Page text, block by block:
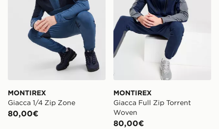
MONTIREX
Giacca 1/4 Zip Zone
80,00€
MONTIREX
Giacca Full Zip Torrent
Woven
80,00€